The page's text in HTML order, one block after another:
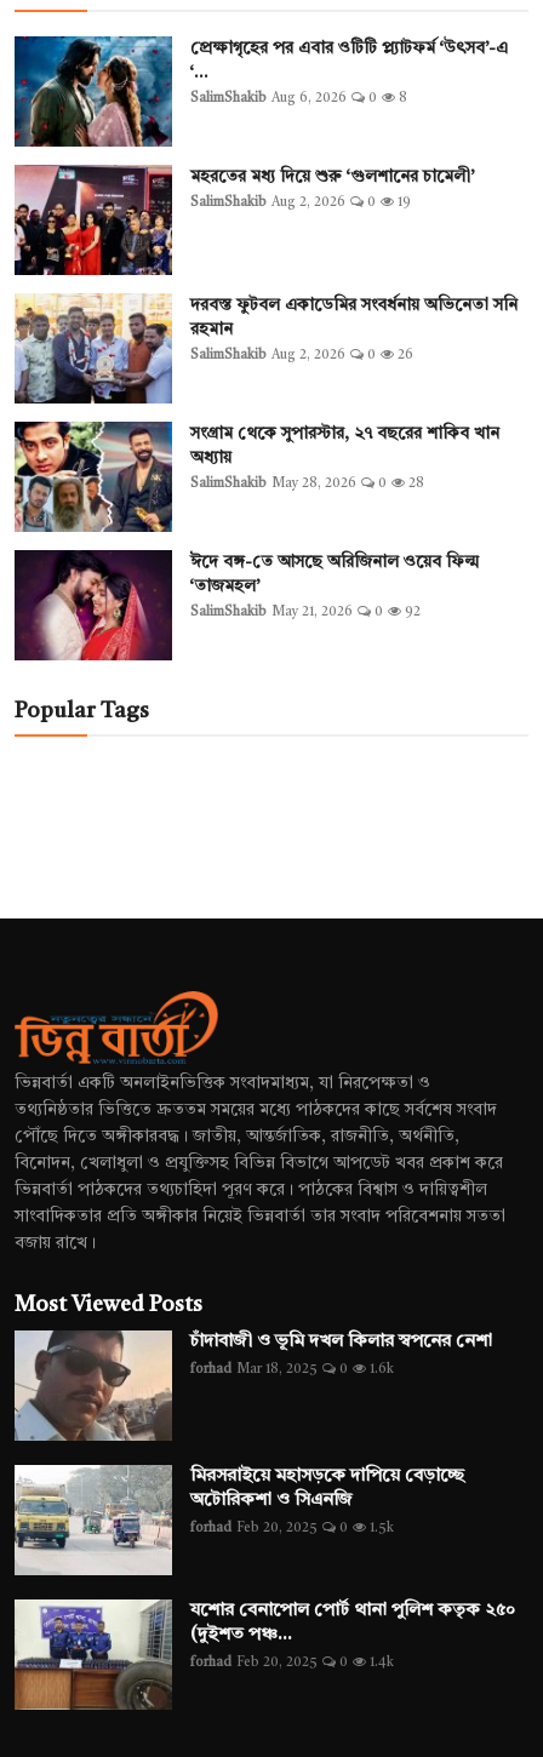
প্রেক্ষাগৃহের পর এবার ওটিটি প্ল্যাটফর্ম ‘উৎসব’-এ
‘...
SalimShakib Aug 6, 2026 0 8
মহরতের মধ্য দিয়ে শুরু ‘গুলশানের চামেলী’
SalimShakib Aug 2, 2026 0 19
দরবস্ত ফুটবল একাডেমির সংবর্ধনায় অভিনেতা সনি
রহমান
SalimShakib Aug 2, 2026 0 26
সংগ্রাম থেকে সুপারস্টার, ২৭ বছরের শাকিব খান
অধ্যায়
SalimShakib May 28, 2026 0 28
ঈদে বঙ্গ-তে আসছে অরিজিনাল ওয়েব ফিল্ম
‘তাজমহল’
SalimShakib May 21, 2026 0 92
Popular Tags
ভিন্নবার্তা একটি অনলাইনভিত্তিক সংবাদমাধ্যম, যা নিরপেক্ষতা ও
তথ্যনিষ্ঠতার ভিত্তিতে দ্রুততম সময়ের মধ্যে পাঠকদের কাছে সর্বশেষ সংবাদ
পৌঁছে দিতে অঙ্গীকারবদ্ধ। জাতীয়, আন্তর্জাতিক, রাজনীতি, অর্থনীতি,
বিনোদন, খেলাধুলা ও প্রযুক্তিসহ বিভিন্ন বিভাগে আপডেট খবর প্রকাশ করে
ভিন্নবার্তা পাঠকদের তথ্যচাহিদা পূরণ করে। পাঠকের বিশ্বাস ও দায়িত্বশীল
সাংবাদিকতার প্রতি অঙ্গীকার নিয়েই ভিন্নবার্তা তার সংবাদ পরিবেশনায় সততা
বজায় রাখে।
Most Viewed Posts
চাঁদাবাজী ও ভূমি দখল কিলার স্বপনের নেশা
forhad Mar 18, 2025 0 1.6k
মিরসরাইয়ে মহাসড়কে দাপিয়ে বেড়াচ্ছে
অটোরিকশা ও সিএনজি
forhad Feb 20, 2025 0 1.5k
যশোর বেনাপোল পোর্ট থানা পুলিশ কতৃক ২৫০
(দুইশত পঞ্চ...
forhad Feb 20, 2025 0 1.4k